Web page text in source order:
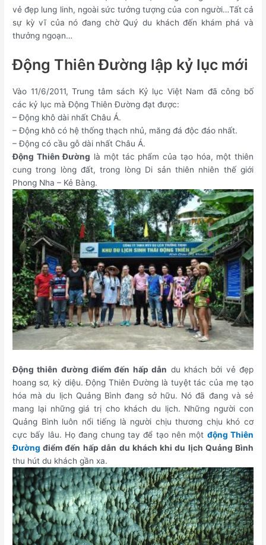
vẻ đẹp lung linh, ngoài sức tưởng tượng của con người…Tất cả
sự kỳ vĩ của nó đang chờ Quý du khách đến khám phá và
thưởng ngoạn…
Động Thiên Đường lập kỷ lục mới
Vào 11/6/2011, Trung tâm sách Kỷ lục Việt Nam đã công bố
các kỷ lục mà Động Thiên Đường đạt được:
– Động khô dài nhất Châu Á.
– Động khô có hệ thống thạch nhủ, măng đá độc đáo nhất.
– Động có cầu gỗ dài nhất Châu Á.
Động Thiên Đường là một tác phẩm của tạo hóa, một thiên
cung trong lòng đất, trong lòng Di sản thiên nhiên thế giới
Phong Nha – Kẻ Bàng.
Động thiên đường điểm đến hấp dẫn du khách bởi vẻ đẹp
hoang sơ, kỳ diệu. Động Thiên Đường là tuyệt tác của mẹ tạo
hóa mà du lịch Quảng Bình đang sở hữu. Nó đã đang và sẻ
mang lại những giá trị cho khách du lịch. Những người con
Quảng Bình luôn nổi tiếng là người chịu thương chịu khó cơ
cực bấy lâu. Họ đang chung tay để tạo nên một động Thiên
Đường điểm đến hấp dẫn du khách khi du lịch Quảng Bình
thu hút du khách gần xa.